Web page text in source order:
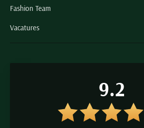
Fashion Team
Vacatures
9.2